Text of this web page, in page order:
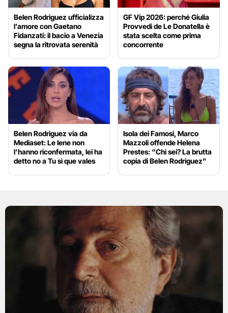
Belen Rodriguez ufficializza
l’amore con Gaetano
Fidanzati: il bacio a Venezia
segna la ritrovata serenità
GF Vip 2026: perché Giulia
Provvedi de Le Donatella è
stata scelta come prima
concorrente
Belen Rodriguez via da
Mediaset: Le Iene non
l’hanno riconfermata, lei ha
detto no a Tu sì que vales
Isola dei Famosi, Marco
Mazzoli offende Helena
Prestes: “Chi sei? La brutta
copia di Belen Rodriguez”